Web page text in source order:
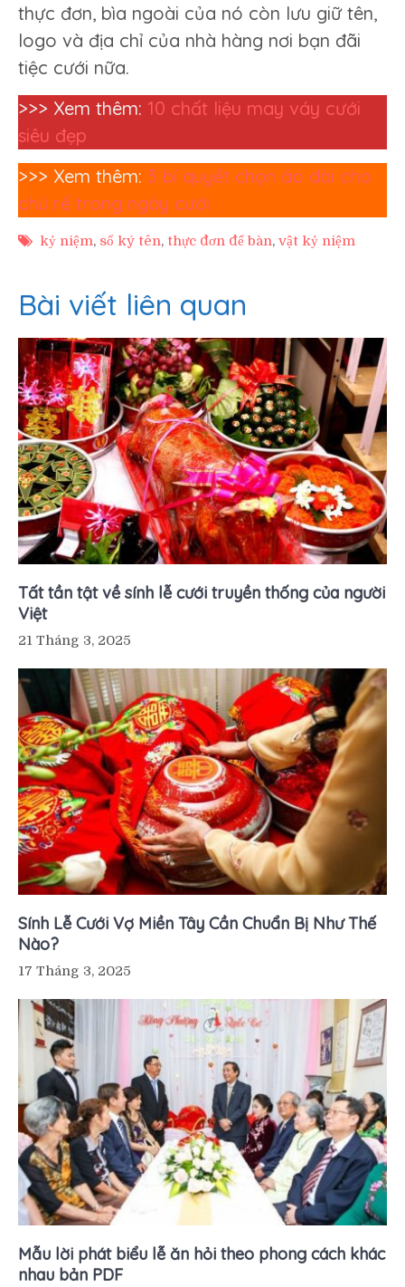
thực đơn, bìa ngoài của nó còn lưu giữ tên,
logo và địa chỉ của nhà hàng nơi bạn đãi
tiệc cưới nữa.
>>> Xem thêm: 10 chất liệu may váy cưới
siêu đẹp
>>> Xem thêm: 3 bí quyết chọn áo dài cho
chú rể trong ngày cưới
kỷ niệm, sổ ký tên, thực đơn để bàn, vật kỷ niệm
Bài viết liên quan
Tất tần tật về sính lễ cưới truyền thống của người
Việt
21 Tháng 3, 2025
Sính Lễ Cưới Vợ Miền Tây Cần Chuẩn Bị Như Thế
Nào?
17 Tháng 3, 2025
Mẫu lời phát biểu lễ ăn hỏi theo phong cách khác
nhau bản PDF